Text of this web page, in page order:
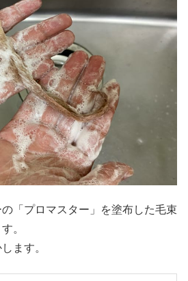
「プロマスター」を塗布した毛束
。
ます。